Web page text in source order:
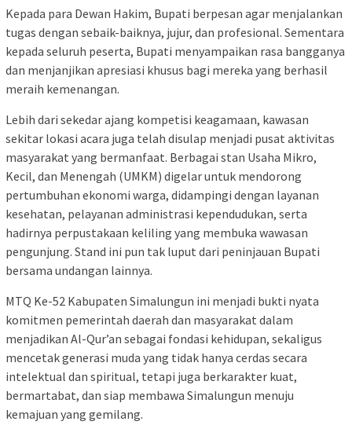
Kepada para Dewan Hakim, Bupati berpesan agar menjalankan
tugas dengan sebaik-baiknya, jujur, dan profesional. Sementara
kepada seluruh peserta, Bupati menyampaikan rasa bangganya
dan menjanjikan apresiasi khusus bagi mereka yang berhasil
meraih kemenangan.
Lebih dari sekedar ajang kompetisi keagamaan, kawasan
sekitar lokasi acara juga telah disulap menjadi pusat aktivitas
masyarakat yang bermanfaat. Berbagai stan Usaha Mikro,
Kecil, dan Menengah (UMKM) digelar untuk mendorong
pertumbuhan ekonomi warga, didampingi dengan layanan
kesehatan, pelayanan administrasi kependudukan, serta
hadirnya perpustakaan keliling yang membuka wawasan
pengunjung. Stand ini pun tak luput dari peninjauan Bupati
bersama undangan lainnya.
MTQ Ke-52 Kabupaten Simalungun ini menjadi bukti nyata
komitmen pemerintah daerah dan masyarakat dalam
menjadikan Al-Qur’an sebagai fondasi kehidupan, sekaligus
mencetak generasi muda yang tidak hanya cerdas secara
intelektual dan spiritual, tetapi juga berkarakter kuat,
bermartabat, dan siap membawa Simalungun menuju
kemajuan yang gemilang.